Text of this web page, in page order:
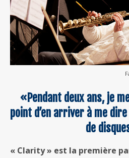
«Pendant deux ans, je
point d’en arriver à me
de
« Clarity » est la première